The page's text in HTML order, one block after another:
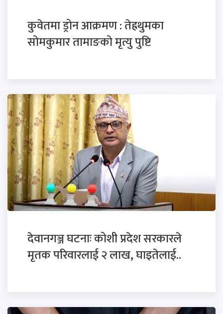
कुवेतमा ड्रोन आक्रमण : तेह्रथुमका
सोमकुमार तामाङको मृत्यु पुष्टि
देवानगञ्ज घटनाः कोशी प्रदेश सरकारले
मृतक परिवारलाई २ लाख, घाइतेलाई..